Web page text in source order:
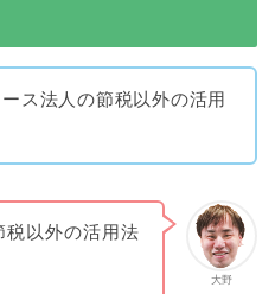
ス法人の節税以外の活用
大野
税以外の活用法